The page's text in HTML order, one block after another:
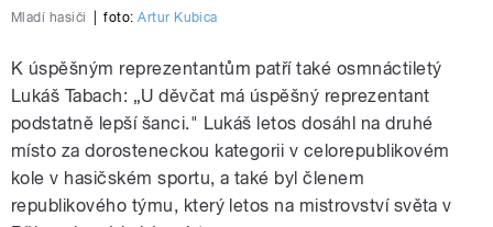
Mladí hasiči foto:Artur Kubica
K úspěšným reprezentantům patří také osmnáctiletý
Lukáš Tabach: „U děvčat má úspěšný reprezentant
podstatně lepší šanci." Lukáš letos dosáhl na druhé
místo za dorosteneckou kategorii v celorepublikovém
kole v hasičském sportu, a také byl členem
republikového týmu, který letos na mistrovství světa v